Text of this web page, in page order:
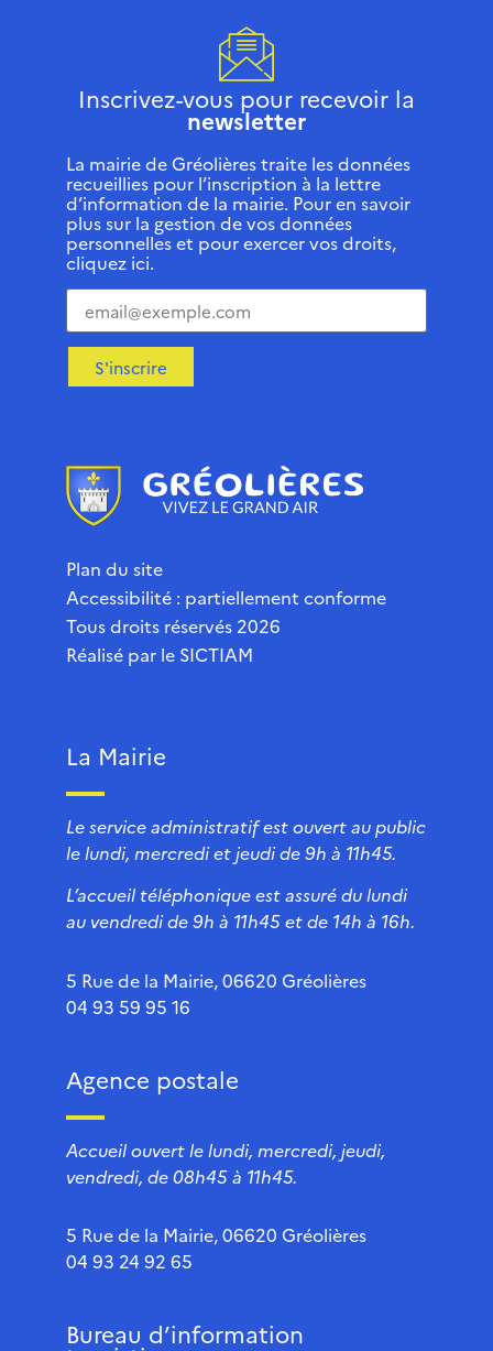
Inscrivez-vous pour recevoir la
newsletter
La mairie de Gréolières traite les données
recueillies pour l’inscription à la lettre
d’information de la mairie. Pour en savoir
plus sur la gestion de vos données
personnelles et pour exercer vos droits,
cliquez ici.
S'inscrire
Plan du site
Accessibilité : partiellement conforme
Tous droits réservés 2026
Réalisé par le SICTIAM
La Mairie
Le service administratif est ouvert au public
le lundi, mercredi et jeudi de 9h à 11h45.
L’accueil téléphonique est assuré du lundi
au vendredi de 9h à 11h45 et de 14h à 16h.
5 Rue de la Mairie, 06620 Gréolières
04 93 59 95 16
Agence postale
Accueil ouvert le lundi, mercredi, jeudi,
vendredi, de 08h45 à 11h45.
5 Rue de la Mairie, 06620 Gréolières
04 93 24 92 65
Bureau d’information